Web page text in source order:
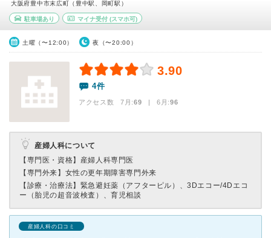
大阪府豊中市末広町（豊中駅、岡町駅）
駐車場あり マイナ受付(スマホ可)
土曜（〜12:00） 夜（〜20:00）
3.90
4件
アクセス数 7月:69 | 6月:96
産婦人科について
【専門医・資格】 産婦人科専門医
【専門外来】 女性の更年期障害専門外来
【診療・治療法】 緊急避妊薬（アフターピル）、3Dエコー/4Dエコ
ー（胎児の超音波検査）、育児相談
産婦人科の口コミ